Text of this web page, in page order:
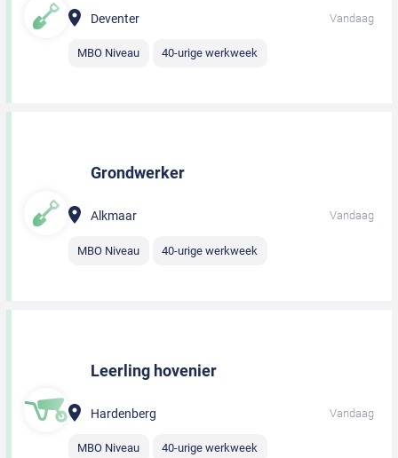
Deventer Vandaag
MBO Niveau 40-urige werkweek
Grondwerker
Alkmaar Vandaag
MBO Niveau 40-urige werkweek
Leerling hovenier
Hardenberg Vandaag
MBO Niveau 40-urige werkweek